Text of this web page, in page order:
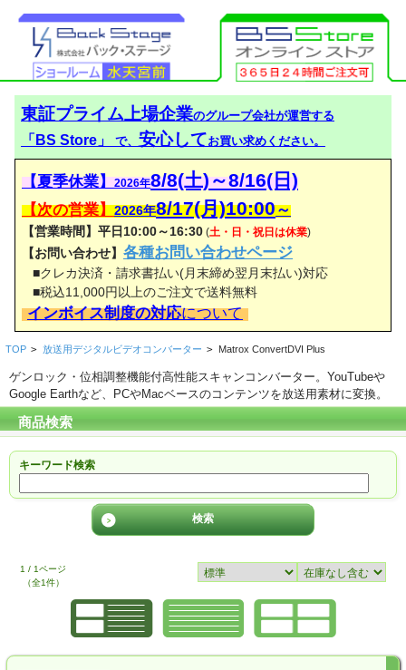
東証プライム上場企業のグループ会社が運営する
「BS Store」 で、 安心してお買い求めください。
【夏季休業】2026年8/8(土)～8/16(日)
【次の営業】2026年8/17(月)10:00～
【営業時間】平日10:00～16:30 (土・日・祝日は休業)
【お問い合わせ】 各種お問い合わせページ
■クレカ決済・請求書払い(月末締め翌月末払い)対応
■税込11,000円以上のご注文で送料無料
インボイス制度の対応について
TOP > 放送用デジタルビデオコンバーター > Matrox ConvertDVI Plus
ゲンロック・位相調整機能付高性能スキャンコンバーター。YouTubeや
Google Earthなど、PCやMacベースのコンテンツを放送用素材に変換。
商品検索
キーワード検索
1 / 1ページ
（全1件）